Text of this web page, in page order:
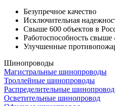
Безупречное качество
Исключительная
Свыше 600 объектов в
Работоспособность свыше
Улучшенные
Шинопроводы
Магистральные шинопроводы
Троллейные шинопроводы
Распределительные шинопровод
Осветительные шинопровод